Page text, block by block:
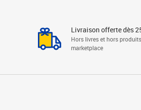
Livraison offerte dès
Hors livres et hors produits
marketplace